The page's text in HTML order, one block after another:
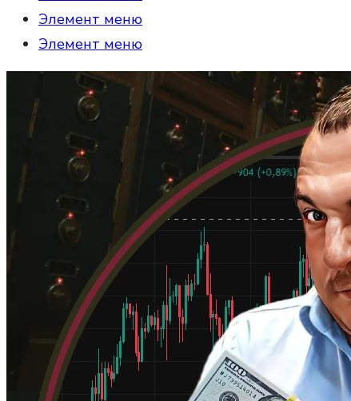
Элемент меню
Элемент меню